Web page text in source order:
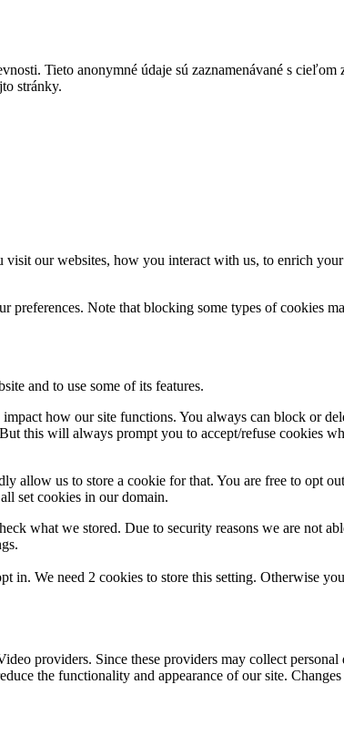
Tieto anonymné údaje sú zaznamenávané s
stránky.
our websites, how you interact with us, to enrich
preferences. Note that blocking some types of cookies
and to use some of its features.
how our site functions. You always can block or
this will always prompt you to accept/refuse cookies
allow us to store a cookie for that. You are free to opt
set cookies in our domain.
what we stored. Due to security reasons we are not
in. We need 2 cookies to store this setting. Otherwise
providers. Since these providers may collect personal
the functionality and appearance of our site.